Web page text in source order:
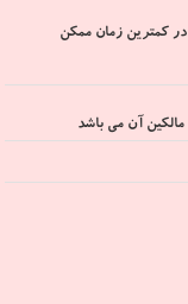
در کمترین زمان ممکن